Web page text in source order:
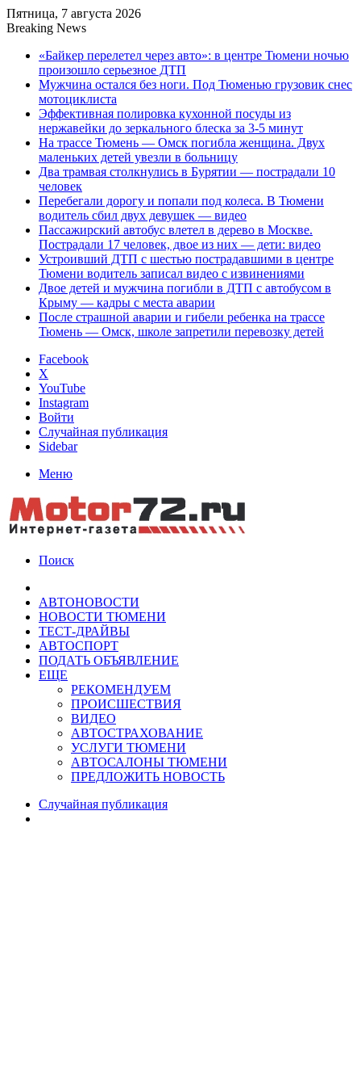
Пятница, 7 августа 2026
Breaking News
«Байкер перелетел через авто»: в центре Тюмени ночью
произошло серьезное ДТП
Мужчина остался без ноги. Под Тюменью грузовик снес
мотоциклиста
Эффективная полировка кухонной посуды из
нержавейки до зеркального блеска за 3-5 минут
На трассе Тюмень — Омск погибла женщина. Двух
маленьких детей увезли в больницу
Два трамвая столкнулись в Бурятии — пострадали 10
человек
Перебегали дорогу и попали под колеса. В Тюмени
водитель сбил двух девушек — видео
Пассажирский автобус влетел в дерево в Москве.
Пострадали 17 человек, двое из них — дети: видео
Устроивший ДТП с шестью пострадавшими в центре
Тюмени водитель записал видео с извинениями
Двое детей и мужчина погибли в ДТП с автобусом в
Крыму — кадры с места аварии
После страшной аварии и гибели ребенка на трассе
Тюмень — Омск, школе запретили перевозку детей
Facebook
X
YouTube
Instagram
Войти
Случайная публикация
Sidebar
Меню
Поиск
АВТОНОВОСТИ
НОВОСТИ ТЮМЕНИ
ТЕСТ-ДРАЙВЫ
АВТОСПОРТ
ПОДАТЬ ОБЪЯВЛЕНИЕ
ЕЩЕ
РЕКОМЕНДУЕМ
ПРОИСШЕСТВИЯ
ВИДЕО
АВТОСТРАХОВАНИЕ
УСЛУГИ ТЮМЕНИ
АВТОСАЛОНЫ ТЮМЕНИ
ПРЕДЛОЖИТЬ НОВОСТЬ
Случайная публикация